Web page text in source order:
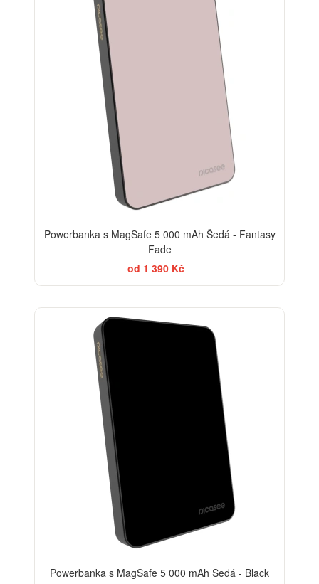
Powerbanka s MagSafe 5 000 mAh Šedá - Fantasy
Fade
od 1 390 Kč
Powerbanka s MagSafe 5 000 mAh Šedá - Black